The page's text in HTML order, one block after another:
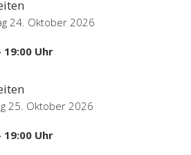
24. Oktober 2026
19:00 Uhr
25. Oktober 2026
19:00 Uhr